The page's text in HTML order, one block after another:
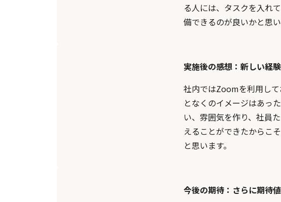
る人には、タスクを入れ
備できるのが良いかと思い
実施後の感想：新しい経
社内ではZoomを利用し
となくのイメージはあっ
い、雰囲気を作り、社員
えることができたからこ
と思います。
今後の期待：さらに期待